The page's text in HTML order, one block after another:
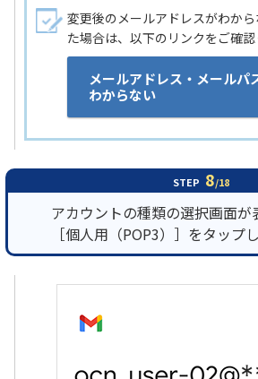
変更後のメールアドレスがわか
た場合は、以下のリンクをご確認
メールアドレス・メールパ
わからない
STEP 8/18
アカウントの種類の選択画面が
［個人用（POP3）］をタップし